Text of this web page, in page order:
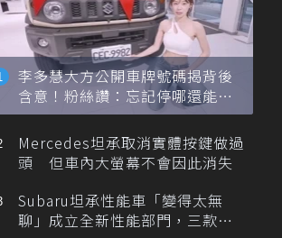
李多慧大方公開車牌號碼揭背後
含意！粉絲讚：忘記停哪還能幫
忙找車
Mercedes坦承取消實體按鍵做過
頭 但車內大螢幕不會因此消失
Subaru坦承性能車「變得太無
聊」成立全新性能部門，三款手